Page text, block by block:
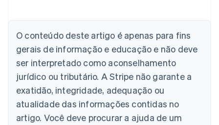
O conteúdo deste artigo é apenas para fins
gerais de informação e educação e não deve
ser interpretado como aconselhamento
jurídico ou tributário. A Stripe não garante a
exatidão, integridade, adequação ou
atualidade das informações contidas no
artigo. Você deve procurar a ajuda de um
Alemanha
DeutschEnglish
Austrália
English
Áustria
Deutsch English
Bélgica
Nederlands Français DeutschEnglish
Brasil